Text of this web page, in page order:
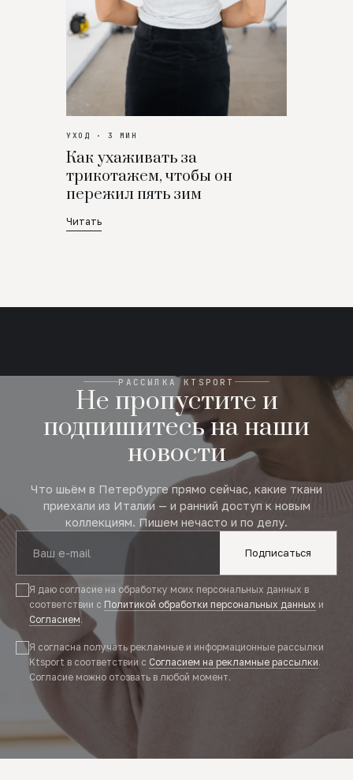
УХОД · 3 МИН
Как ухаживать за
трикотажем, чтобы он
пережил пять зим
Читать
РАССЫЛКА KTSPORT
Не пропустите и
подпишитесь на наши
новости
Что шьём в Петербурге прямо сейчас, какие ткани
приехали из Италии — и ранний доступ к новым
коллекциям. Пишем нечасто и по делу.
Подписаться
Я даю согласие на обработку моих персональных данных в
соответствии с Политикой обработки персональных данных и
Согласием.
Я согласна получать рекламные и информационные рассылки
Ktsport в соответствии с Согласием на рекламные рассылки.
Согласие можно отозвать в любой момент.